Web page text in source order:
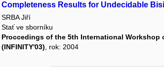
Completeness Results for Undecidable
SRBA Jiří
Stať ve sborníku
Proccedings of the 5th International
(INFINITY'03) , rok: 2004